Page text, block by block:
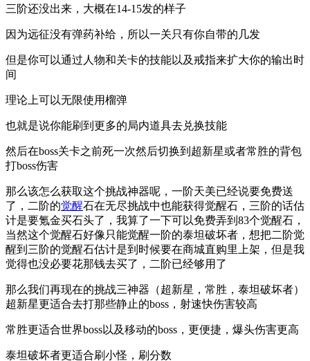
三阶还没出来，大概在14-15发的样子
因为远征没有弹药补给，所以一关只有你自带的几发
但是你可以通过人物和关卡的技能以及戒指来扩大你的输出时
间
理论上可以无限使用榴弹
也就是说你能刷到更多的局内道具去兑换技能
然后在boss关卡之前死一次然后切换到超新星或者常胜的背包
打boss伤害
那么该怎么获取这个挑战神器呢，一阶天美已经说要免费送
了，二阶的觉醒石在无尽挑战中也能获得觉醒石，三阶的话估
计是要氪金买石头了，我算了一下可以免费弄到83个觉醒石，
当然这个觉醒石好像只能觉醒一阶的泰坦破坏者，想把二阶觉
醒到三阶的觉醒石估计是到时候要在商城直购里上架，但是我
觉得也没必要花那钱去买了，二阶已经够用了
那么我们再现在的挑战三神器（超新星，常胜，泰坦破坏者）
超新星更适合去打那些静止的boss，射速快伤害较高
常胜更适合世界boss以及移动的boss，更便捷，爆头伤害更高
泰坦破坏者更适合刷小怪，刷分数